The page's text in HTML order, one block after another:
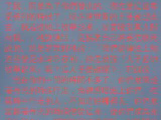
了我，而是為了你們發出的。現在是這世界
受審判的時候了，現在這世界的王要被趕出
去。我若從地上被舉起來，就要吸引萬人歸
向我。」祂說這話，是指著自己將要怎樣死
說的。於是群眾對祂說：「我們從律法上知
道基督是永遠常存的，祢怎麼說『人子必須
被舉起來』呢？這人子是誰呢？」耶穌說：
「光在你們中間的時間不多了。你們應當趁
著有光的時候行走，免得黑暗追上你們。在
黑暗中行走的人，不知道往哪裡去。你們應
當趁著有光的時候信從這光，使你們成為光